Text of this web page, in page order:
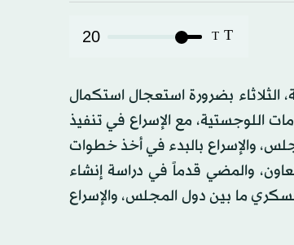
T
T
20
بضرورة استعجال استكمال
اللوجستية، مع الإسراع في تنفيذ
والإسراع بالبدء في أخذ خطوات
والمضي قدماً في دراسة إنشاء
ما بين دول المجلس، والإسراع